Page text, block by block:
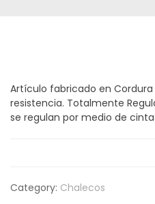
Artículo fabricado en
resistencia. Totalmente
se regulan por medio de
Category: Chalecos